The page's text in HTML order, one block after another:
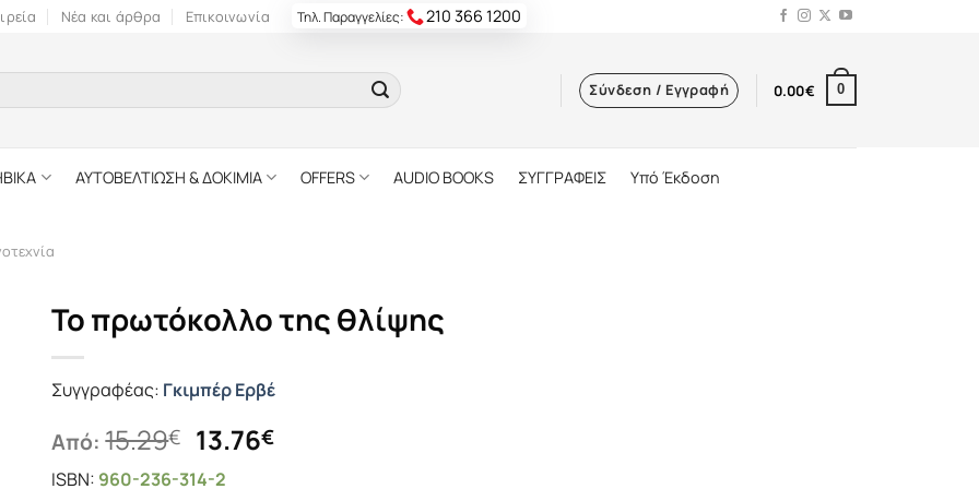
Νέα και άρθρα Επικοινωνία Τηλ. Παραγγελίες: 210 366 1200
Σύνδεση / Εγγραφή 0.00€ 0
ΑΥΤΟΒΕΛΤΙΩΣΗ & ΔΟΚΙΜΙΑ OFFERS AUDIO BOOKS ΣΥΓΓΡΑΦΕΙΣ Υπό Έκδοση
Το πρωτόκολλο της θλίψης
Συγγραφέας: Γκιμπέρ Ερβέ
Από:15.29€ Original
price
13.76€Η
ISBN: 960-236-314-2